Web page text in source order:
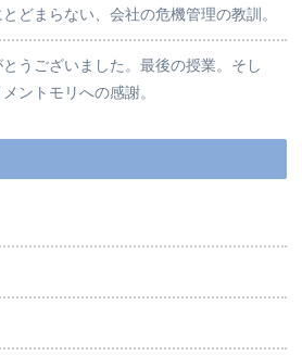
どまらない、会社の危機管理の教訓。
うございました。最後の授業。そし
ントモリへの感謝。